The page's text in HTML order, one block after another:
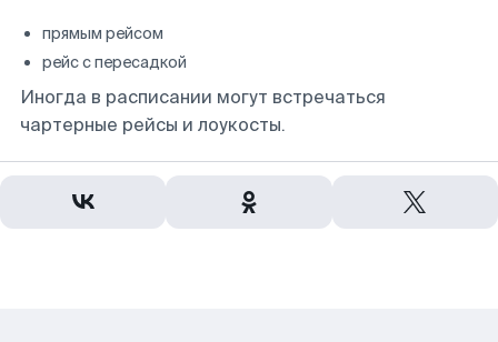
прямым рейсом
рейс с пересадкой
Иногда в расписании могут встречаться
чартерные рейсы и лоукосты.